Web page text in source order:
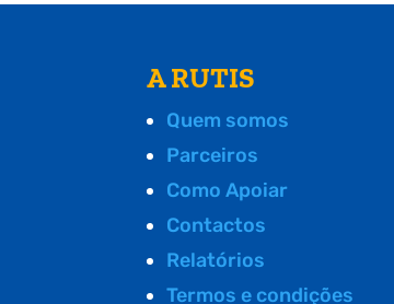
A RUTIS
Quem somos
Parceiros
Como Apoiar
Contactos
Relatórios
Termos e condições